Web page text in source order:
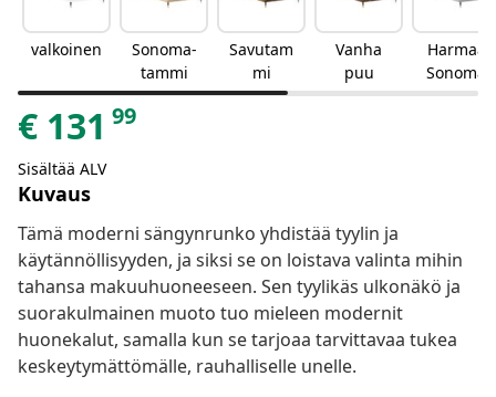
valkoinen
Sonoma-
tammi
Savutam
mi
Vanha
puu
Harmaa
Sonoma
€ 131 99
Sisältää ALV
Kuvaus
Tämä moderni sängynrunko yhdistää tyylin ja
käytännöllisyyden, ja siksi se on loistava valinta mihin
tahansa makuuhuoneeseen. Sen tyylikäs ulkonäkö ja
suorakulmainen muoto tuo mieleen modernit
huonekalut, samalla kun se tarjoaa tarvittavaa tukea
keskeytymättömälle, rauhalliselle unelle.